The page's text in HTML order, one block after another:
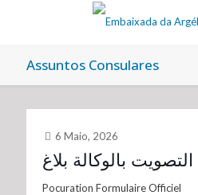
Assuntos Consulares
6 Maio, 2026
التصويت بالوكالة بلاغ
Pocuration Formulaire Officiel